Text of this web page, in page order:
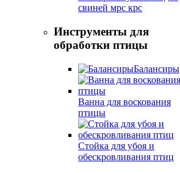
свиней мрс крс
Инструменты для
обработки птицы
Балансиры
Ванна для воскования
птицы
Стойка для убоя и
обескровливания птиц